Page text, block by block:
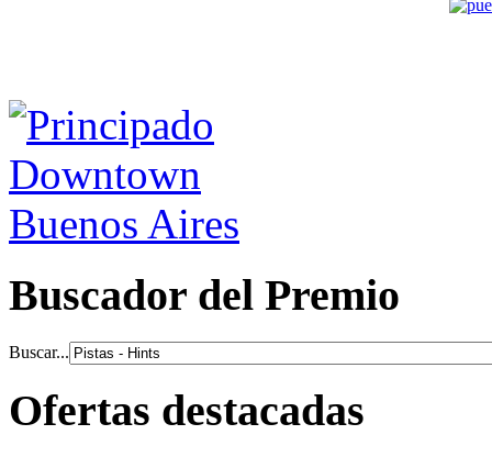
Buscador del Premio
Buscar...
Ofertas destacadas